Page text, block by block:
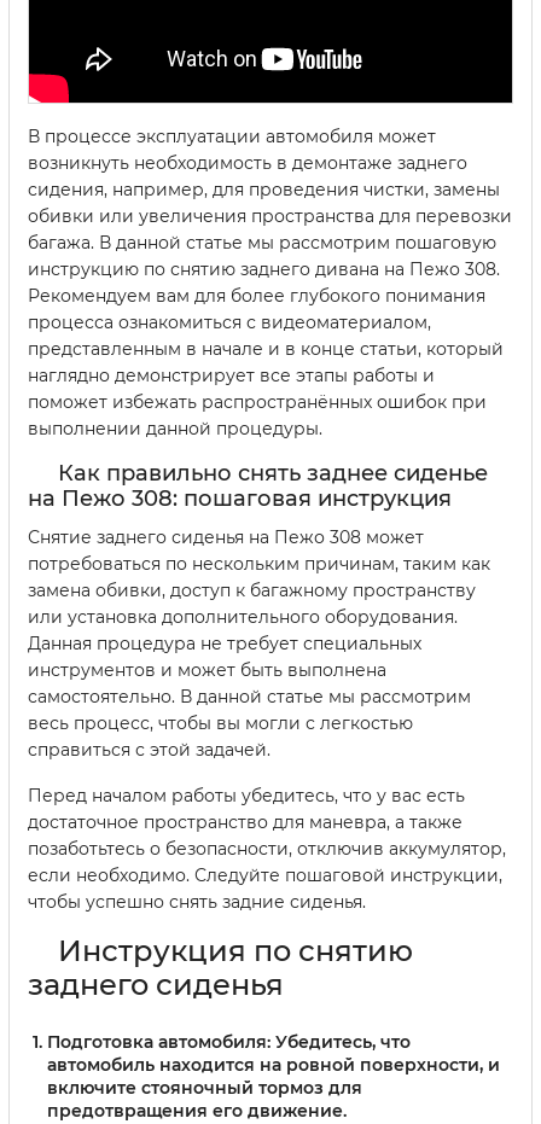
В процессе эксплуатации автомобиля может
возникнуть необходимость в демонтаже заднего
сидения, например, для проведения чистки, замены
обивки или увеличения пространства для перевозки
багажа. В данной статье мы рассмотрим пошаговую
инструкцию по снятию заднего дивана на Пежо 308.
Рекомендуем вам для более глубокого понимания
процесса ознакомиться с видеоматериалом,
представленным в начале и в конце статьи, который
наглядно демонстрирует все этапы работы и
поможет избежать распространённых ошибок при
выполнении данной процедуры.
Как правильно снять заднее сиденье
на Пежо 308: пошаговая инструкция
Снятие заднего сиденья на Пежо 308 может
потребоваться по нескольким причинам, таким как
замена обивки, доступ к багажному пространству
или установка дополнительного оборудования.
Данная процедура не требует специальных
инструментов и может быть выполнена
самостоятельно. В данной статье мы рассмотрим
весь процесс, чтобы вы могли с легкостью
справиться с этой задачей.
Перед началом работы убедитесь, что у вас есть
достаточное пространство для маневра, а также
позаботьтесь о безопасности, отключив аккумулятор,
если необходимо. Следуйте пошаговой инструкции,
чтобы успешно снять задние сиденья.
Инструкция по снятию
заднего сиденья
Подготовка автомобиля: Убедитесь, что
автомобиль находится на ровной поверхности, и
включите стояночный тормоз для
предотвращения его движение.